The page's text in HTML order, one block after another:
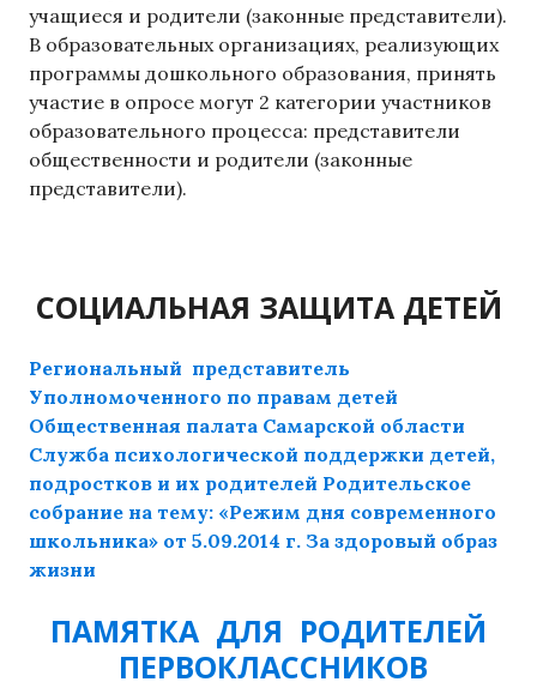
учащиеся и родители (законные представители).
В образовательных организациях, реализующих
программы дошкольного образования, принять
участие в опросе могут 2 категории участников
образовательного процесса: представители
общественности и родители (законные
представители).
СОЦИАЛЬНАЯ ЗАЩИТА ДЕТЕЙ
Региональный представитель
Уполномоченного по правам детей
Общественная палата Самарской области
Служба психологической поддержки детей,
подростков и их родителей Родительское
собрание на тему: «Режим дня современного
школьника» от 5.09.2014 г. За здоровый образ
жизни
ПАМЯТКА ДЛЯ РОДИТЕЛЕЙ
ПЕРВОКЛАССНИКОВ